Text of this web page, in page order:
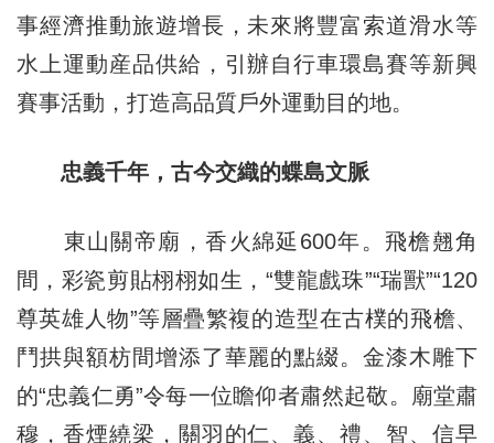
事經濟推動旅遊增長，未來將豐富索道滑水等
水上運動産品供給，引辦自行車環島賽等新興
賽事活動，打造高品質戶外運動目的地。
忠義千年，古今交織的蝶島文脈
東山關帝廟，香火綿延600年。飛檐翹角
間，彩瓷剪貼栩栩如生，“雙龍戲珠”“瑞獸”“120
尊英雄人物”等層疊繁複的造型在古樸的飛檐、
鬥拱與額枋間增添了華麗的點綴。金漆木雕下
的“忠義仁勇”令每一位瞻仰者肅然起敬。廟堂肅
穆，香煙繞梁，關羽的仁、義、禮、智、信早